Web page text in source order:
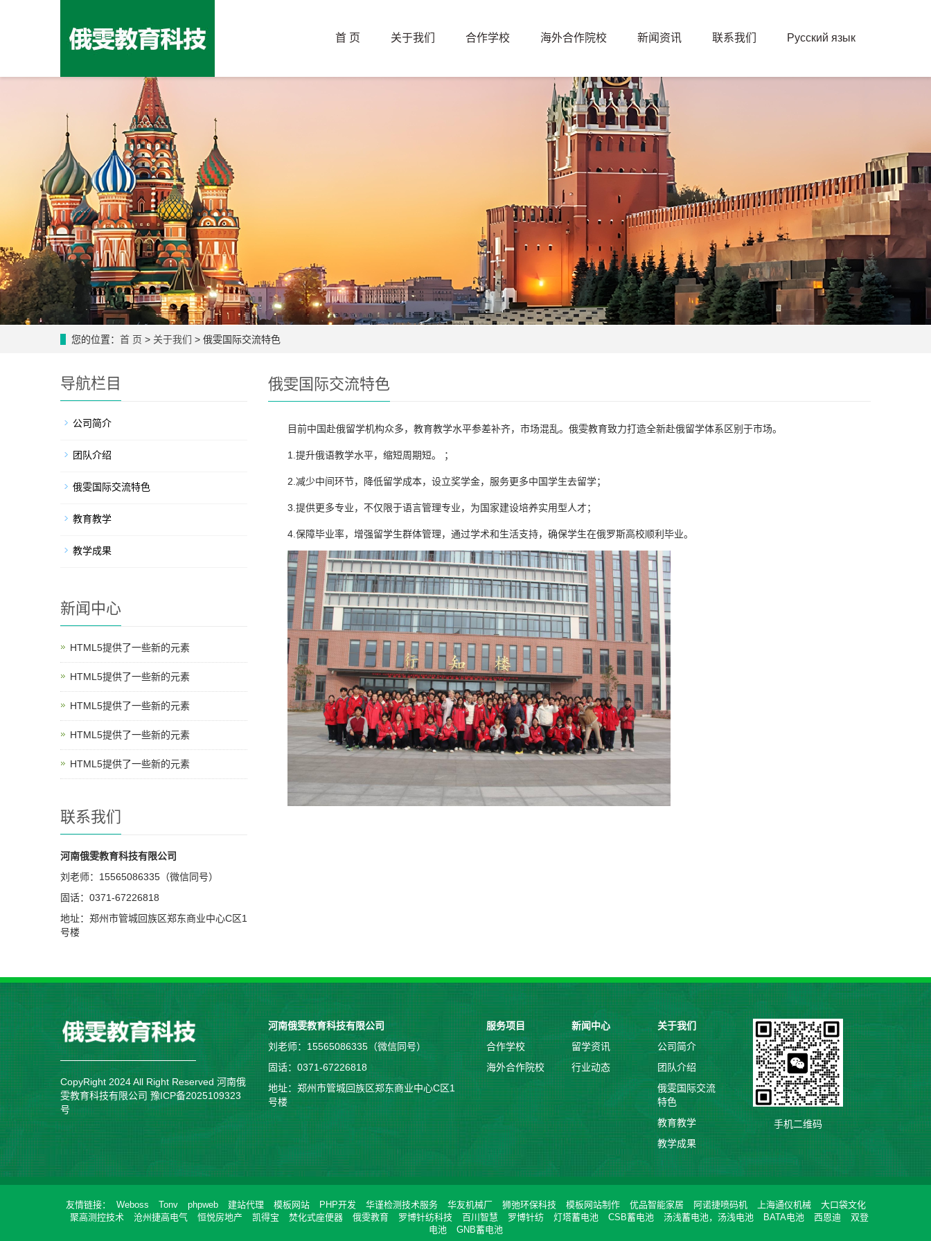
首 页 关于我们 合作学校 海外合作院校 新闻资讯 联系我们 Русский язык
您的位置： 首 页 > 关于我们 > 俄雯国际交流特色
俄雯国际交流特色
目前中国赴俄留学机构众多，教育教学水平参差补齐，市场混乱。俄雯教育致力打造全新赴俄留学体系区别于市场。
1. 提升俄语教学水平，缩短周期短。 ；
2. 减少中间环节，降低留学成本，设立奖学金，服务更多中国学生去留学；
3. 提供更多专业，不仅限于语言管理专业，为国家建设培养实用型人才；
4. 保障毕业率，增强留学生群体管理，通过学术和生活支持，确保学生在俄罗斯高校顺利毕业。
导航栏目
公司简介
团队介绍
俄雯国际交流特色
教育教学
教学成果
新闻中心
HTML5提供了一些新的元素
HTML5提供了一些新的元素
HTML5提供了一些新的元素
HTML5提供了一些新的元素
HTML5提供了一些新的元素
联系我们
河南俄雯教育科技有限公司
刘老师：15565086335（微信同号）
固话：0371-67226818
地址：郑州市管城回族区郑东商业中心C区1
号楼
CopyRight 2024 All Right Reserved 河南俄
雯教育科技有限公司豫ICP备2025109323
号
河南俄雯教育科技有限公司
刘老师：15565086335（微信同号）
固话：0371-67226818
地址：郑州市管城回族区郑东商业中心C区1
号楼
服务项目
合作学校
海外合作院校
新闻中心
留学资讯
行业动态
关于我们
公司简介
团队介绍
俄雯国际交流
特色
教育教学
教学成果
手机二维码
友情链接 Weboss Tonv phpweb 建站代理 模板网站 PHP开发 华谨检测技术服务 华友机械厂 狮弛环保科技 模板网站制作 优品智能家居 阿诺捷喷码机 上海通仪机械
大口袋文化
聚高测控技术
沧州捷高电气 恒悦房地产 凯得宝 焚化式座便器 俄雯教育 罗博针纺科技 百川智慧 罗博针纺 灯塔蓄电池 CSB蓄电池 汤浅蓄电池，汤浅电池 BATA电池 西恩迪
双登
电池
GNB蓄电池